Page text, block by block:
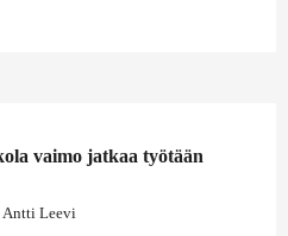
vaimo jatkaa työtään
Antti Leevi